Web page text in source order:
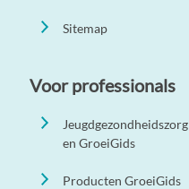
Sitemap
Voor professionals
Jeugdgezondheidszorg
en GroeiGids
Producten GroeiGids